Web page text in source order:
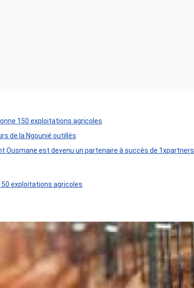
150 exploitations agricoles
de la Ngounié outillés
Ousmane est devenu un partenaire à succès de 1xpartners
exploitations agricoles